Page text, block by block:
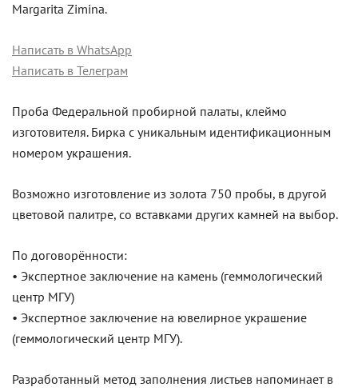
Margarita Zimina.
Написать в WhatsApp
Написать в Телеграм
Проба Федеральной пробирной палаты, клеймо
изготовителя. Бирка с уникальным идентификационным
номером украшения.
Возможно изготовление из золота 750 пробы, в другой
цветовой палитре, со вставками других камней на выбор.
По договорённости:
• Экспертное заключение на камень (геммологический
центр МГУ)
• Экспертное заключение на ювелирное украшение
(геммологический центр МГУ).
Разработанный метод заполнения листьев напоминает в